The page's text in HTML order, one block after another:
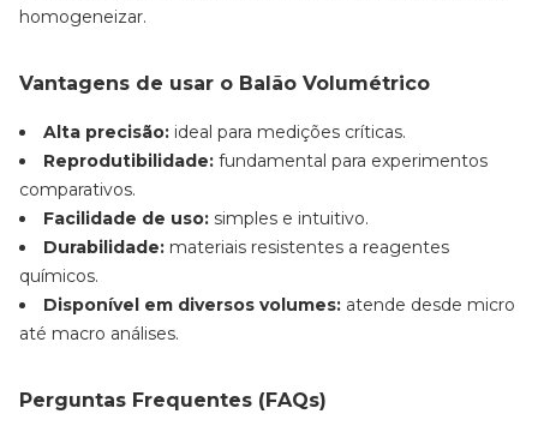
homogeneizar.
Vantagens de usar o Balão Volumétrico
Alta precisão: ideal para medições críticas.
Reprodutibilidade: fundamental para experimentos
comparativos.
Facilidade de uso: simples e intuitivo.
Durabilidade: materiais resistentes a reagentes
químicos.
Disponível em diversos volumes: atende desde micro
até macro análises.
Perguntas Frequentes (FAQs)